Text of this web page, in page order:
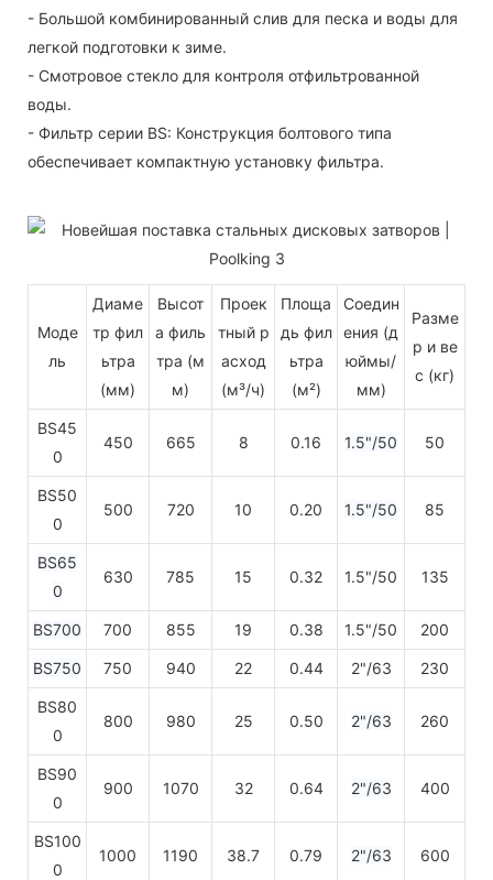
- Большой комбинированный слив для песка и воды для
легкой подготовки к зиме.
- Смотровое стекло для контроля отфильтрованной
воды.
- Фильтр серии BS: Конструкция болтового типа
обеспечивает компактную установку фильтра.
Моде
ль
Диаме
тр фил
ьтра
(мм)
Высот
а филь
тра (м
м)
Проек
тный р
асход
(м³/ч)
Площа
дь фил
ьтра
(м²)
Соедин
ения (д
юймы/
мм)
Разме
р и ве
с (кг)
BS45
0
450 665 8 0.16 1.5"/50 50
BS50
0
500 720 10 0.20 1.5"/50 85
BS65
0
630 785 15 0.32 1.5"/50 135
BS700 700 855 19 0.38 1.5"/50 200
BS750 750 940 22 0.44 2"/63 230
BS80
0
800 980 25 0.50 2"/63 260
BS90
0
900 1070 32 0.64 2"/63 400
BS100
0
1000 1190 38.7 0.79 2"/63 600